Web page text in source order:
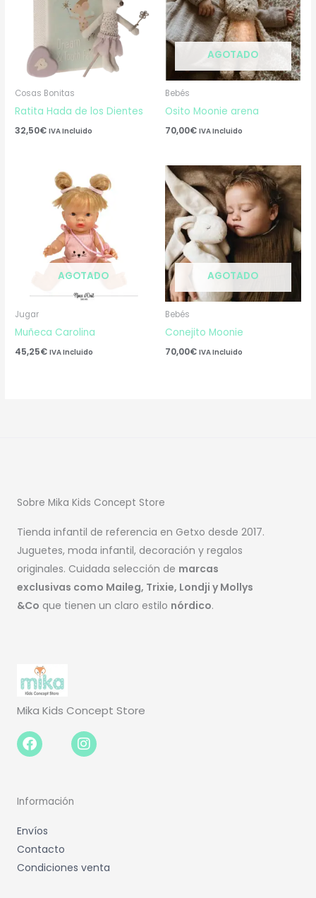
Cosas Bonitas
Ratita Hada de los Dientes
32,50€ IVA Incluido
AGOTADO
Bebés
Osito Moonie arena
70,00€ IVA Incluido
AGOTADO
Jugar
Muñeca Carolina
45,25€ IVA Incluido
AGOTADO
Bebés
Conejito Moonie
70,00€ IVA Incluido
Sobre Mika Kids Concept Store
Tienda infantil de referencia en Getxo desde 2017.
Juguetes, moda infantil, decoración y regalos
originales. Cuidada selección de marcas
exclusivas como Maileg, Trixie, Londji y Mollys
&Co que tienen un claro estilo nórdico.
Mika Kids Concept Store
Facebook-
f
Instagram
Información
Envíos
Contacto
Condiciones venta